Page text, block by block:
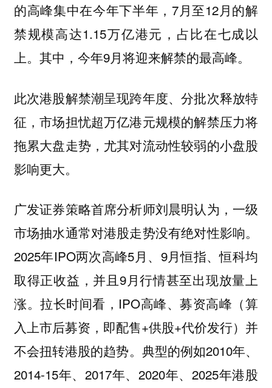
的高峰集中在今年下半年，7月至12月的解
禁规模高达1.15万亿港元，占比在七成以
上。其中，今年9月将迎来解禁的最高峰。
此次港股解禁潮呈现跨年度、分批次释放特
征，市场担忧超万亿港元规模的解禁压力将
拖累大盘走势，尤其对流动性较弱的小盘股
影响更大。
广发证券策略首席分析师刘晨明认为，一级
市场抽水通常对港股走势没有绝对性影响。
2025年IPO两次高峰5月、9月恒指、恒科均
取得正收益，并且9月行情甚至出现放量上
涨。拉长时间看，IPO高峰、募资高峰（算
入上市后募资，即配售+供股+代价发行）并
不会扭转港股的趋势。典型的例如2010年、
2014-15年、2017年、2020年、2025年港股